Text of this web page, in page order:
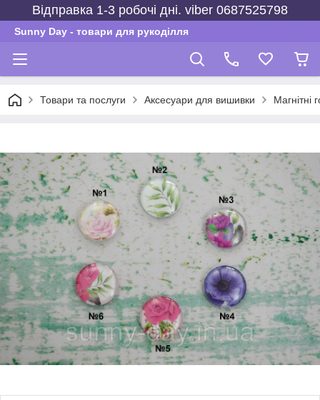
Відправка 1-3 робочі дні. viber 0687525798
Sunny Day - товари для рукоділля
Товари та послуги Аксесуари для вишивки Магнітні